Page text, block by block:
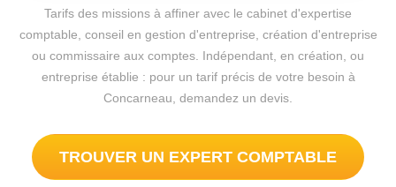
Tarifs des missions à affiner avec le cabinet d'expertise
comptable, conseil en gestion d'entreprise, création d'entreprise
ou commissaire aux comptes. Indépendant, en création, ou
entreprise établie : pour un tarif précis de votre besoin à
Concarneau, demandez un devis.
TROUVER UN EXPERT COMPTABLE